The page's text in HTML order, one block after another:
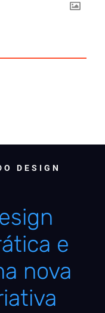
DESIGN
e
nova